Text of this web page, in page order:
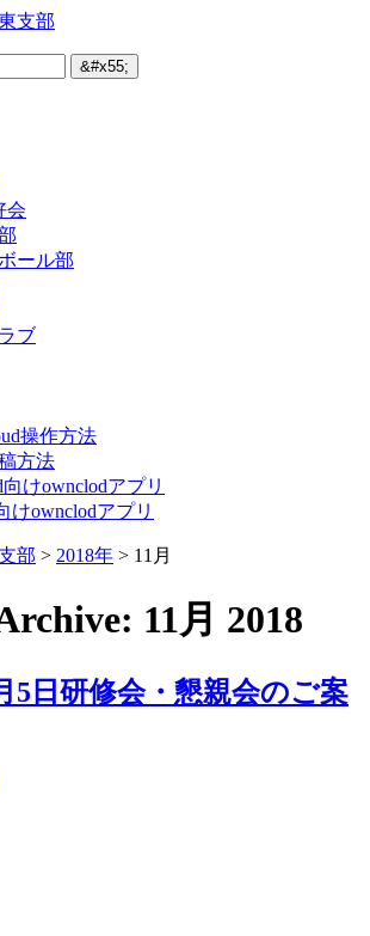
会
ール部
ブ
操作方法
方法
けownclodアプリ
けownclodアプリ
部 > 2018年 > 11月
11月 2018
5日研修会・懇親会のご案